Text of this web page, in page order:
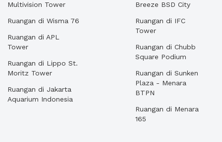
Multivision Tower
Ruangan di Wisma 76
Ruangan di APL
Tower
Ruangan di Lippo St.
Moritz Tower
Ruangan di Jakarta
Aquarium Indonesia
Breeze BSD City
Ruangan di IFC
Tower
Ruangan di Chubb
Square Podium
Ruangan di Sunken
Plaza - Menara
BTPN
Ruangan di Menara
165